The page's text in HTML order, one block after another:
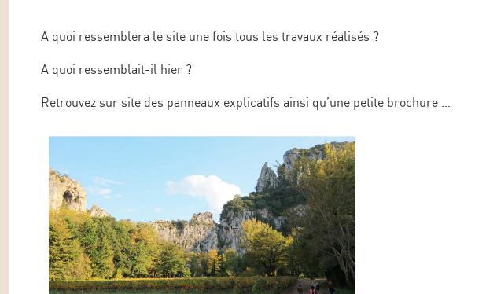
A quoi ressemblera le site une fois tous les travaux réalisés ?
A quoi ressemblait-il hier ?
Retrouvez sur site des panneaux explicatifs ainsi qu’une petite brochure …